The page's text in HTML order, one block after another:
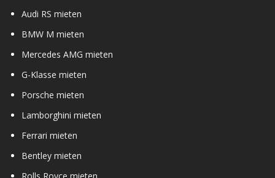
Audi RS mieten
BMW M mieten
Mercedes AMG mieten
G-Klasse mieten
Porsche mieten
Lamborghini mieten
Ferrari mieten
Bentley mieten